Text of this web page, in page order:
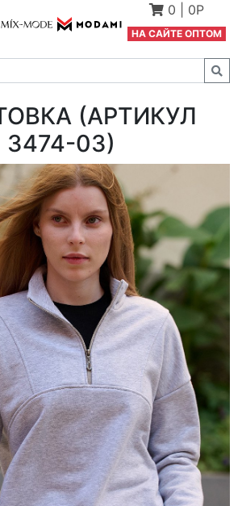
0 0Р
НА САЙТЕ ОПТОМ
(АРТИКУЛ
3474-03)